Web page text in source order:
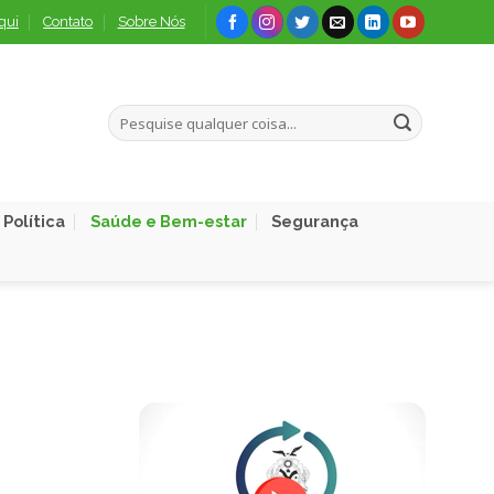
Contato Sobre Nós
Política Saúde e Bem-estar Segurança